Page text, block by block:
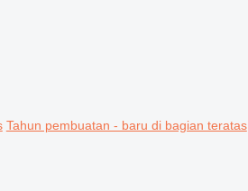
Tahun pembuatan - baru di bagian teratas